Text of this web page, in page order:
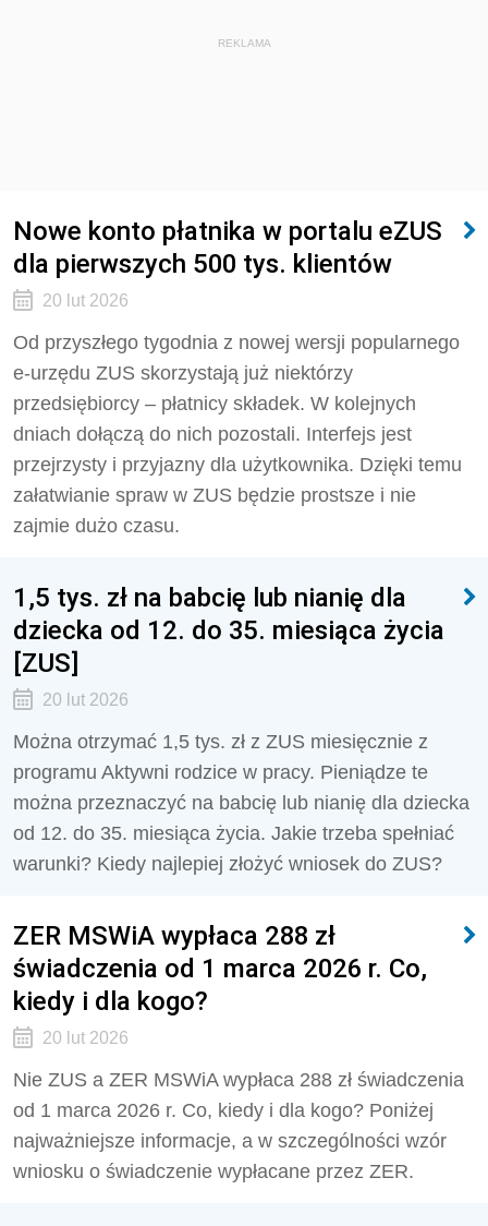
REKLAMA
Nowe konto płatnika w portalu eZUS
dla pierwszych 500 tys. klientów
20 lut 2026
Od przyszłego tygodnia z nowej wersji popularnego
e-urzędu ZUS skorzystają już niektórzy
przedsiębiorcy – płatnicy składek. W kolejnych
dniach dołączą do nich pozostali. Interfejs jest
przejrzysty i przyjazny dla użytkownika. Dzięki temu
załatwianie spraw w ZUS będzie prostsze i nie
zajmie dużo czasu.
1,5 tys. zł na babcię lub nianię dla
dziecka od 12. do 35. miesiąca życia
[ZUS]
20 lut 2026
Można otrzymać 1,5 tys. zł z ZUS miesięcznie z
programu Aktywni rodzice w pracy. Pieniądze te
można przeznaczyć na babcię lub nianię dla dziecka
od 12. do 35. miesiąca życia. Jakie trzeba spełniać
warunki? Kiedy najlepiej złożyć wniosek do ZUS?
ZER MSWiA wypłaca 288 zł
świadczenia od 1 marca 2026 r. Co,
kiedy i dla kogo?
20 lut 2026
Nie ZUS a ZER MSWiA wypłaca 288 zł świadczenia
od 1 marca 2026 r. Co, kiedy i dla kogo? Poniżej
najważniejsze informacje, a w szczególności wzór
wniosku o świadczenie wypłacane przez ZER.